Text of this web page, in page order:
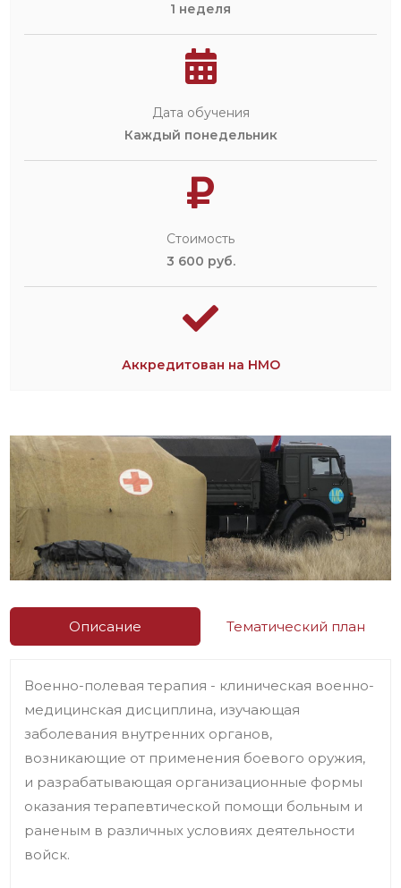
1 неделя
Дата обучения
Каждый понедельник
Стоимость
3 600 руб.
Аккредитован на НМО
Описание Тематический план
Военно-полевая терапия - клиническая военно-
медицинская дисциплина, изучающая
заболевания внутренних органов,
возникающие от применения боевого оружия,
и разрабатывающая организационные формы
оказания терапевтической помощи больным и
раненым в различных условиях деятельности
войск.